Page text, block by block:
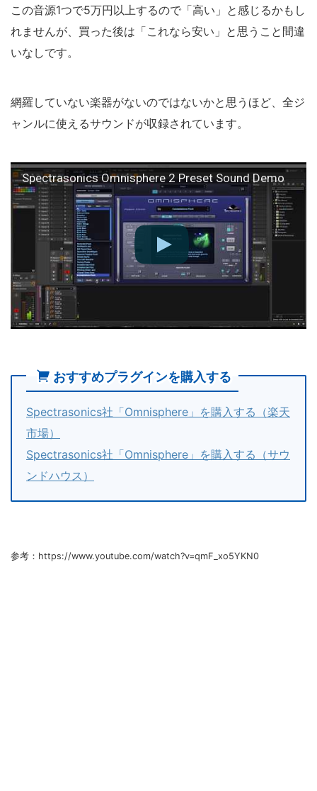
この音源1つで5万円以上するので「高い」と感じるかもし
れませんが、買った後は「これなら安い」と思うこと間違
いなしです。
網羅していない楽器がないのではないかと思うほど、全ジ
ャンルに使えるサウンドが収録されています。
Spectrasonics Omnisphere 2 Preset Sound Demo
おすすめプラグインを購入する
Spectrasonics社「Omnisphere」を購入する（楽天
市場）
Spectrasonics社「Omnisphere」を購入する（サウ
ンドハウス）
参考：https://www.youtube.com/watch?v=qmF_xo5YKN0